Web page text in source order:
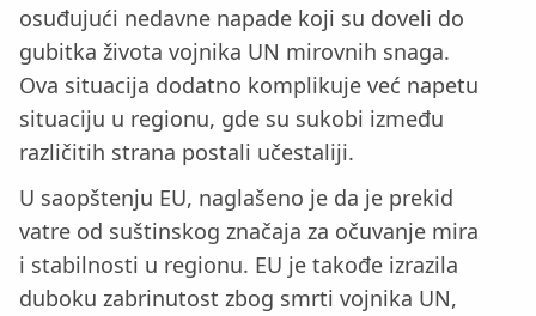
osuđujući nedavne napade koji su doveli do
gubitka života vojnika UN mirovnih snaga.
Ova situacija dodatno komplikuje već napetu
situaciju u regionu, gde su sukobi između
različitih strana postali učestaliji.
U saopštenju EU, naglašeno je da je prekid
vatre od suštinskog značaja za očuvanje mira
i stabilnosti u regionu. EU je takođe izrazila
duboku zabrinutost zbog smrti vojnika UN,